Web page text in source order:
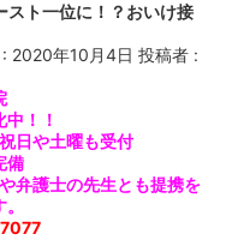
スト一位に！？おいけ接
2020年10月4日 投稿者 :
！！
祝日や土曜も受付
備
弁護士の先生とも提携を